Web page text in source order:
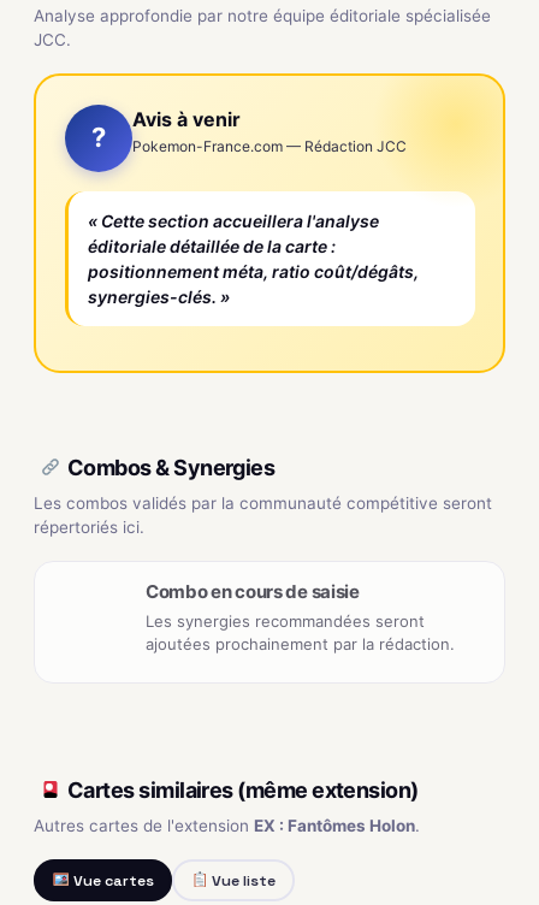
Analyse approfondie par notre équipe éditoriale spécialisée
JCC.
?
Avis à venir
Pokemon-France.com — Rédaction JCC
« Cette section accueillera l'analyse
éditoriale détaillée de la carte :
positionnement méta, ratio coût/dégâts,
synergies-clés. »
Combos & Synergies
Les combos validés par la communauté compétitive seront
répertoriés ici.
Combo en cours de saisie
Les synergies recommandées seront
ajoutées prochainement par la rédaction.
Cartes similaires (même extension)
Autres cartes de l'extension EX : Fantômes Holon.
Vue cartes Vue liste